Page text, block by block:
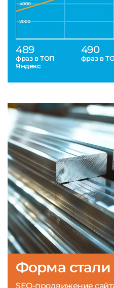
489
фраз в ТОП
Яндекс
490
фраз в
Форма стали
SEO-продвижение